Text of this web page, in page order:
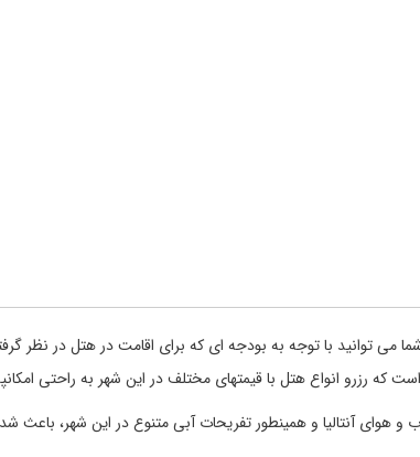
توانید با توجه به بودجه ای که برای اقامت در هتل در نظر
که رزرو انواع هتل با قیمتهای مختلف در این شهر به راحتی
آب و هوای آنتالیا و همینطور تفریحات آبی متنوع در این شهر،